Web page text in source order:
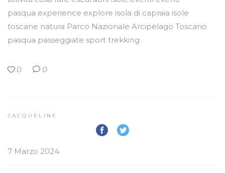
pasqua experience explore isola di capraia isole
toscane natura Parco Nazionale Arcipelago Toscano
pasqua passeggiate sport trekking
0 0
JACQUELINE
7 Marzo 2024